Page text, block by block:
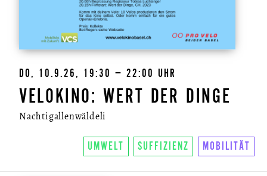
DO, 10.9.26, 19:30 – 22:00 UHR
VELOKINO: WERT DER DINGE
Nachtigallenwäldeli
UMWELT SUFFIZIENZ MOBILITÄT